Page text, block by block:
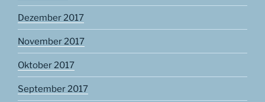
Dezember 2017
November 2017
Oktober 2017
September 2017